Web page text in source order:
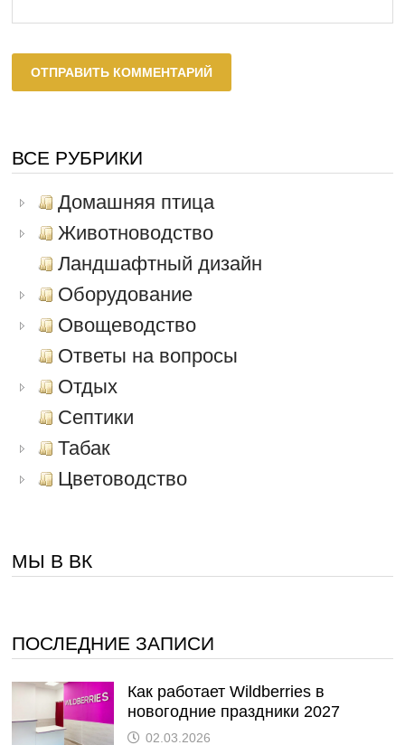
ВСЕ РУБРИКИ
Домашняя птица
Животноводство
Ландшафтный дизайн
Оборудование
Овощеводство
Ответы на вопросы
Отдых
Септики
Табак
Цветоводство
МЫ В ВК
ПОСЛЕДНИЕ ЗАПИСИ
Как работает Wildberries в
новогодние праздники 2027
02.03.2026